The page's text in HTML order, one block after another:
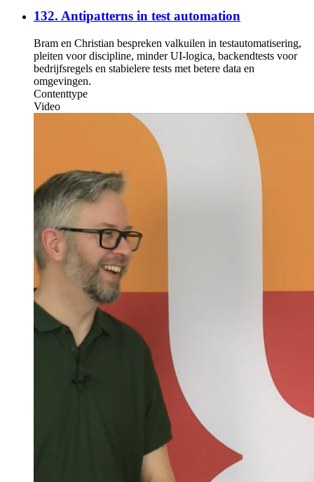
132. Antipatterns in test automation
Bram en Christian bespreken valkuilen in testautomatisering,
pleiten voor discipline, minder UI-logica, backendtests voor
bedrijfsregels en stabielere tests met betere data en
omgevingen.
Contenttype
Video